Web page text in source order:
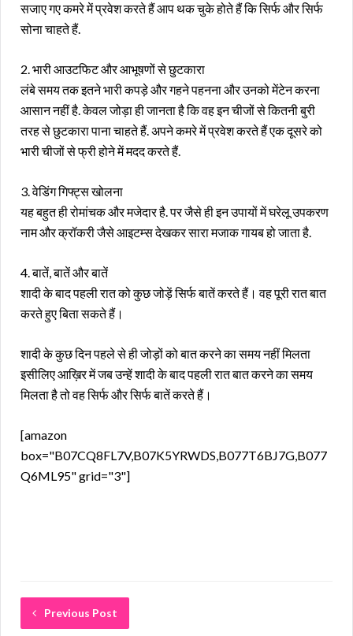
सजाए गए कमरे में प्रवेश करते हैं आप थक चुके होते हैं कि सिर्फ और सिर्फ
सोना चाहते हैं.
2. भारी आउटफिट और आभूषणों से छुटकारा
लंबे समय तक इतने भारी कपड़े और गहने पहनना और उनको मेंटेन करना
आसान नहीं है. केवल जोड़ा ही जानता है कि वह इन चीजों से कितनी बुरी
तरह से छुटकारा पाना चाहते हैं. अपने कमरे में प्रवेश करते हैं एक दूसरे को
भारी चीजों से फ्री होने में मदद करते हैं.
3. वेडिंग गिफ्ट्स खोलना
यह बहुत ही रोमांचक और मजेदार है. पर जैसे ही इन उपायों में घरेलू उपकरण
नाम और क्रॉकरी जैसे आइटम्स देखकर सारा मजाक गायब हो जाता है.
4. बातें, बातें और बातें
शादी के बाद पहली रात को कुछ जोड़ें सिर्फ बातें करते हैं। वह पूरी रात बात
करते हुए बिता सकते हैं।
शादी के कुछ दिन पहले से ही जोड़ों को बात करने का समय नहीं मिलता
इसीलिए आख़िर में जब उन्हें शादी के बाद पहली रात बात करने का समय
मिलता है तो वह सिर्फ और सिर्फ बातें करते हैं।
[amazon
box="B07CQ8FL7V,B07K5YRWDS,B077T6BJ7G,B077
Q6ML95" grid="3"]
Previous Post